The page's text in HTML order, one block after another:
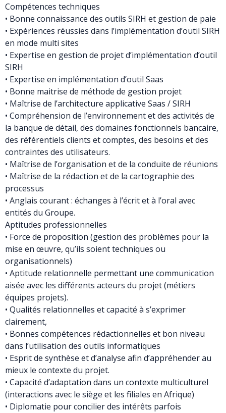
Compétences techniques
• Bonne connaissance des outils SIRH et gestion de paie
• Expériences réussies dans l’implémentation d’outil SIRH
en mode multi sites
• Expertise en gestion de projet d’implémentation d’outil
SIRH
• Expertise en implémentation d’outil Saas
• Bonne maitrise de méthode de gestion projet
• Maîtrise de l’architecture applicative Saas / SIRH
• Compréhension de l’environnement et des activités de
la banque de détail, des domaines fonctionnels bancaire,
des référentiels clients et comptes, des besoins et des
contraintes des utilisateurs.
• Maîtrise de l’organisation et de la conduite de réunions
• Maîtrise de la rédaction et de la cartographie des
processus
• Anglais courant : échanges à l’écrit et à l’oral avec
entités du Groupe.
Aptitudes professionnelles
• Force de proposition (gestion des problèmes pour la
mise en œuvre, qu’ils soient techniques ou
organisationnels)
• Aptitude relationnelle permettant une communication
aisée avec les différents acteurs du projet (métiers
équipes projets).
• Qualités relationnelles et capacité à s’exprimer
clairement,
• Bonnes compétences rédactionnelles et bon niveau
dans l’utilisation des outils informatiques
• Esprit de synthèse et d’analyse afin d’appréhender au
mieux le contexte du projet.
• Capacité d’adaptation dans un contexte multiculturel
(interactions avec le siège et les filiales en Afrique)
• Diplomatie pour concilier des intérêts parfois